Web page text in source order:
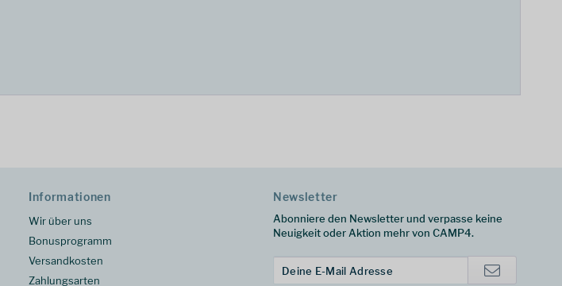
Informationen
Wir über uns
Bonusprogramm
Versandkosten
Zahlungsarten
Newsletter
Abonniere den Newsletter und verpasse keine
Neuigkeit oder Aktion mehr von CAMP4.